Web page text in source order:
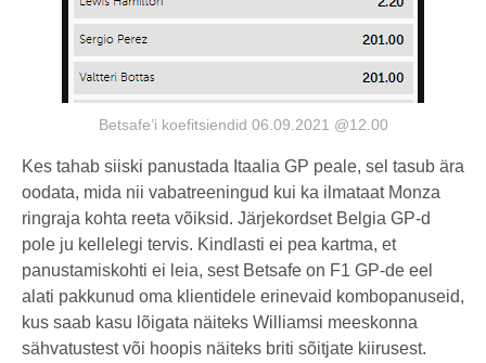
Betsafe’i koefitsiendid 06.09.2021 @12.00
Kes tahab siiski panustada Itaalia GP peale, sel tasub ära
oodata, mida nii vabatreeningud kui ka ilmataat Monza
ringraja kohta reeta võiksid. Järjekordset Belgia GP-d
pole ju kellelegi tervis. Kindlasti ei pea kartma, et
panustamiskohti ei leia, sest Betsafe on F1 GP-de eel
alati pakkunud oma klientidele erinevaid kombopanuseid,
kus saab kasu lõigata näiteks Williamsi meeskonna
sähvatustest või hoopis näiteks briti sõitjate kiirusest.